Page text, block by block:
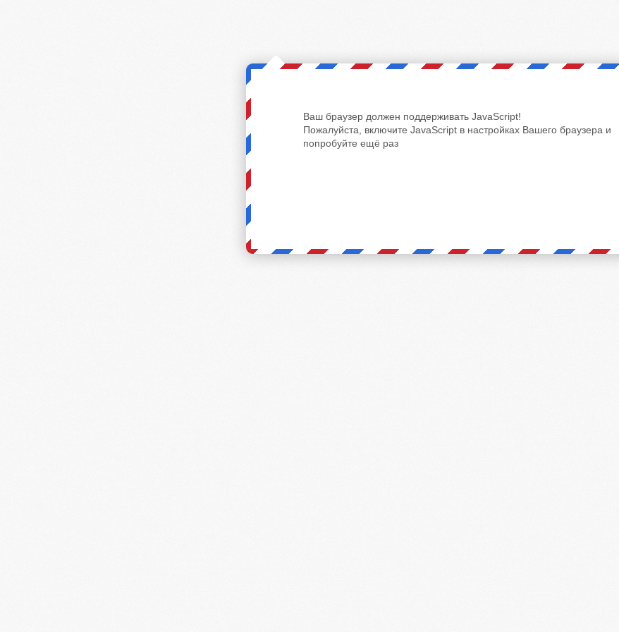
Ваш браузер должен поддерживать JavaScript!
Пожалуйста, включите JavaScript в настройках Вашего браузера и
попробуйте ещё раз